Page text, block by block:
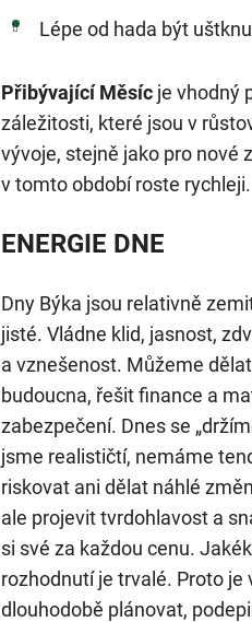
Lépe od hada být
Přibývající Měsíc je vhodný
záležitosti, které jsou v
vývoje, stejně jako pro nové
v tomto období roste rychleji.
ENERGIE DNE
Dny Býka jsou relativně
jisté. Vládne klid, jasnost,
a vznešenost. Můžeme
budoucna, řešit finance a
zabezpečení. Dnes se
jsme realističtí, nemáme
riskovat ani dělat náhlé
ale projevit tvrdohlavost a
si své za každou cenu.
rozhodnutí je trvalé. Proto je
dlouhodobě plánovat,